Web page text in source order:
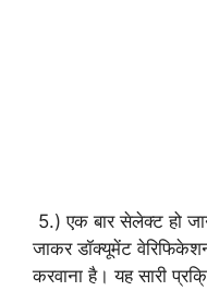
5.) एक बार सेलेक्ट हो
जाकर डॉक्यूमेंट
करवाना है। यह सारी